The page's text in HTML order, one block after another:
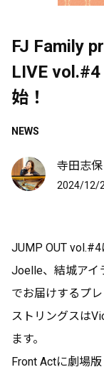
FJ Family
LIVE
始！
NEWS
寺田志
2024/12/
JUMP OUT vol.#4
Joelle、結城アイ
でお届けするプ
ストリングスは
ます。
Front Actに劇場